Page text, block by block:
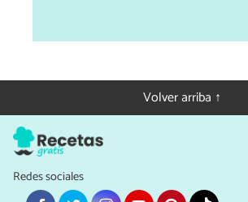
Volver arriba ↑
Redes sociales